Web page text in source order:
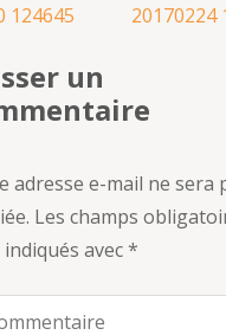
124645 20170224
un
adresse e-mail ne sera
Les champs
avec*